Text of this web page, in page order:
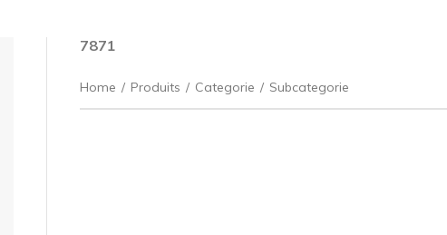
7871
Home / Produits / Categorie / Subcategorie